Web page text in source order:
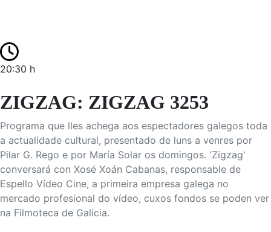
20:30 h
ZIGZAG: ZIGZAG 3253
Programa que lles achega aos espectadores galegos toda
a actualidade cultural, presentado de luns a venres por
Pilar G. Rego e por María Solar os domingos. 'Zigzag'
conversará con Xosé Xoán Cabanas, responsable de
Espello Vídeo Cine, a primeira empresa galega no
mercado profesional do vídeo, cuxos fondos se poden ver
na Filmoteca de Galicia.